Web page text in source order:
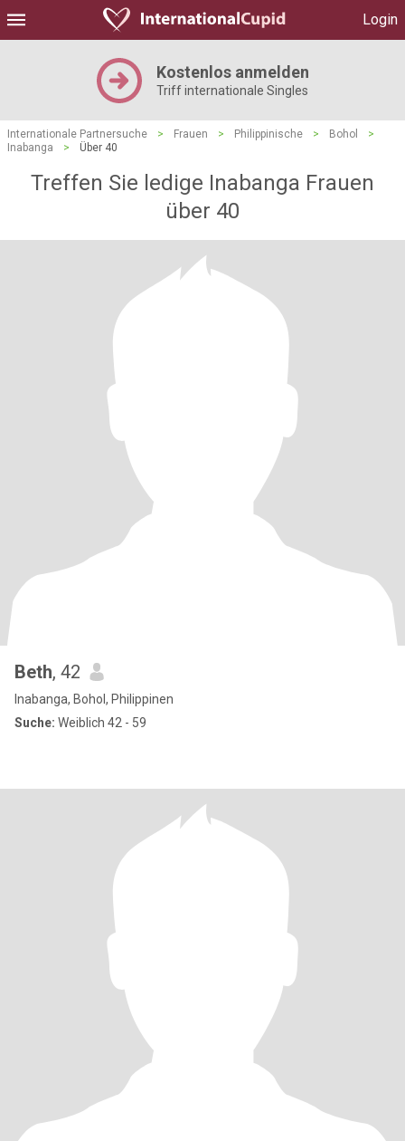
Login
Kostenlos anmelden
Triff internationale Singles
Internationale Partnersuche > Frauen > Philippinische > Bohol
>
Inabanga
> Über 40
Treffen Sie ledige Inabanga Frauen
über 40
Beth, 42
Inabanga, Bohol, Philippinen
Suche: Weiblich 42 - 59